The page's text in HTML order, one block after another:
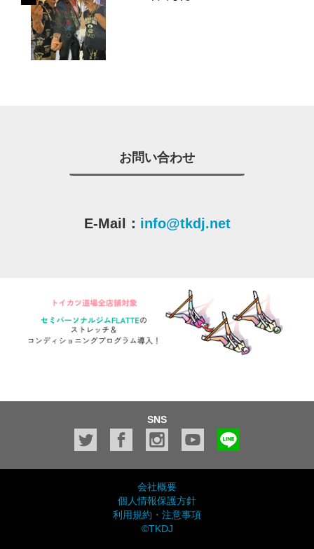
お問い合わせ
E-Mail： info@tkdj.net
SNS
会社概要
個人情報保護方針
利用規約・注意事項
©TKDJ